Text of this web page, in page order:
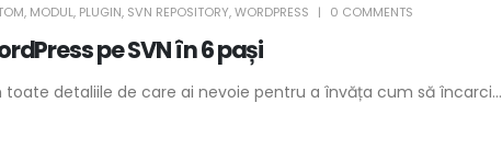
pe SVN în 6 pași
, MODUL, PLUGIN, SVN REPOSITORY,WORDPRESS 0 COMMENTS
detaliile de care ai nevoie pentru a învăța cum să încarci...